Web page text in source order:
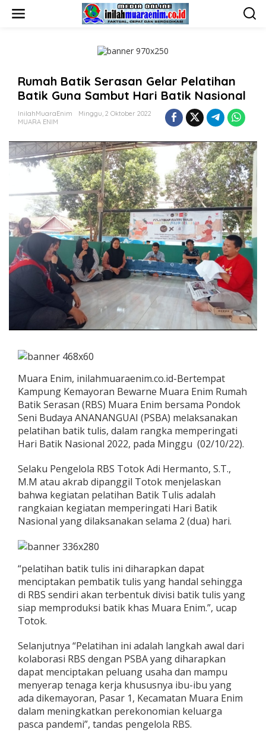
Rumah Batik Serasan Gelar Pelatihan
Batik Guna Sambut Hari Batik Nasional
InilahMuaraEnim
Minggu, 2 Oktober 2022
MUARA ENIM
Muara Enim, inilahmuaraenim.co.id-Bertempat
Kampung Kemayoran Bewarne Muara Enim Rumah
Batik Serasan (RBS) Muara Enim bersama Pondok
Seni Budaya ANANANGUAI (PSBA) melaksanakan
pelatihan batik tulis, dalam rangka memperingati
Hari Batik Nasional 2022, pada Minggu (02/10/22).
Selaku Pengelola RBS Totok Adi Hermanto, S.T.,
M.M atau akrab dipanggil Totok menjelaskan
bahwa kegiatan pelatihan Batik Tulis adalah
rangkaian kegiatan memperingati Hari Batik
Nasional yang dilaksanakan selama 2 (dua) hari.
“pelatihan batik tulis ini diharapkan dapat
menciptakan pembatik tulis yang handal sehingga
di RBS sendiri akan terbentuk divisi batik tulis yang
siap memproduksi batik khas Muara Enim.”, ucap
Totok.
Selanjutnya “Pelatihan ini adalah langkah awal dari
kolaborasi RBS dengan PSBA yang diharapkan
dapat menciptakan peluang usaha dan mampu
menyerap tenaga kerja khususnya ibu-ibu yang
ada dikemayoran, Pasar 1, Kecamatan Muara Enim
dalam meningkatkan perekonomian keluarga
pasca pandemi”, tandas pengelola RBS.